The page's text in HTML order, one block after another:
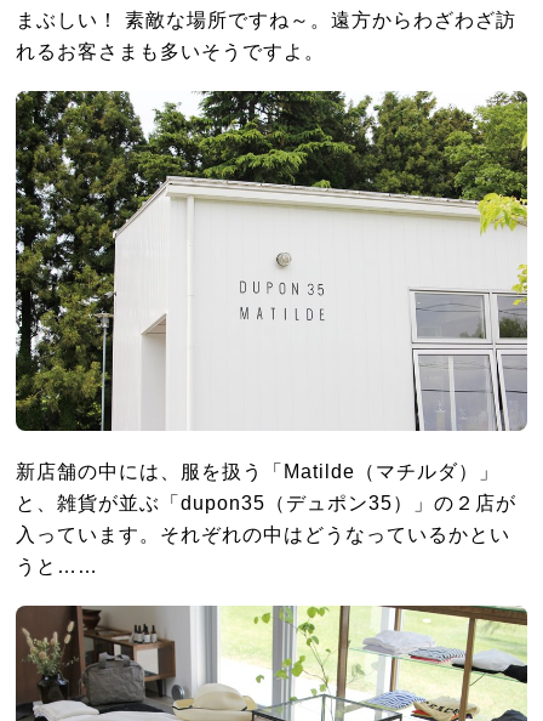
まぶしい！ 素敵な場所ですね～。遠方からわざわざ訪
れるお客さまも多いそうですよ。
新店舗の中には、服を扱う「Matilde（マチルダ）」
と、雑貨が並ぶ「dupon35（デュポン35）」の２店が
入っています。それぞれの中はどうなっているかとい
うと……